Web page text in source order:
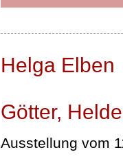
Helga Elben
Götter,
Ausstellung vom